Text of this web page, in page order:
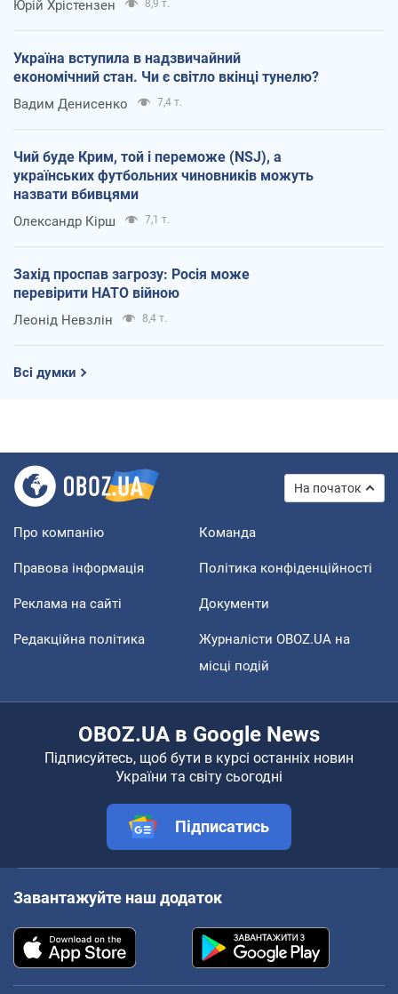
Юрій Хрістензен 8,9 т.
Україна вступила в надзвичайний
економічний стан. Чи є світло вкінці тунелю?
Вадим Денисенко 7,4 т.
Чий буде Крим, той і переможе (NSJ), а
українських футбольних чиновників можуть
назвати вбивцями
Олександр Кірш 7,1 т.
Захід проспав загрозу: Росія може
перевірити НАТО війною
Леонід Невзлін 8,4 т.
Всі думки
На початок
Про компанію Команда
Правова інформація Політика конфіденційності
Реклама на сайті Документи
Редакційна політика
Журналісти OBOZ.UA на
місці подій
OBOZ.UA в Google News
Підписуйтесь, щоб бути в курсі останніх новин
України та світу сьогодні
Підписатись
Завантажуйте наш додаток